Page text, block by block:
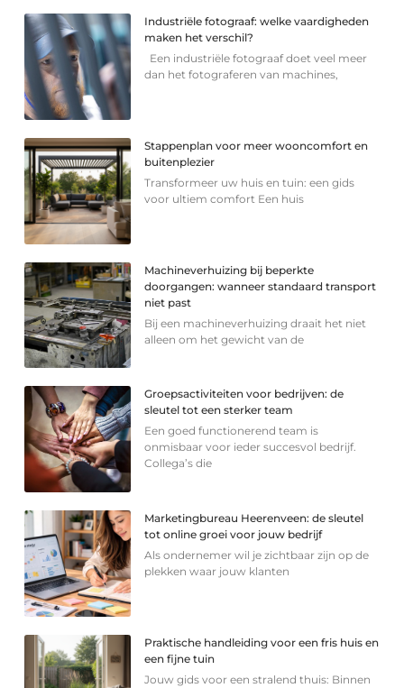
Industriële fotograaf: welke vaardigheden
maken het verschil?
Een industriële fotograaf doet veel meer
dan het fotograferen van machines,
Stappenplan voor meer wooncomfort en
buitenplezier
Transformeer uw huis en tuin: een gids
voor ultiem comfort Een huis
Machineverhuizing bij beperkte
doorgangen: wanneer standaard transport
niet past
Bij een machineverhuizing draait het niet
alleen om het gewicht van de
Groepsactiviteiten voor bedrijven: de
sleutel tot een sterker team
Een goed functionerend team is
onmisbaar voor ieder succesvol bedrijf.
Collega’s die
Marketingbureau Heerenveen: de sleutel
tot online groei voor jouw bedrijf
Als ondernemer wil je zichtbaar zijn op de
plekken waar jouw klanten
Praktische handleiding voor een fris huis en
een fijne tuin
Jouw gids voor een stralend thuis: Binnen